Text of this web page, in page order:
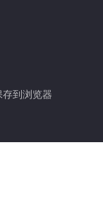
存到浏览器